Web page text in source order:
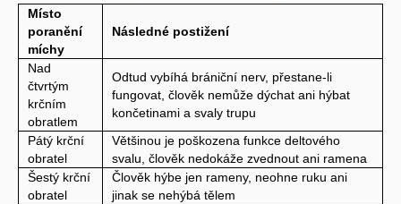
Místo
poranění
míchy
Následné postižení
Nad
čtvrtým
krčním
obratlem
Odtud vybíhá brániční nerv, přestane-li
fungovat, člověk nemůže dýchat ani hýbat
končetinami a svaly trupu
Pátý krční
obratel
Většinou je poškozena funkce deltového
svalu, člověk nedokáže zvednout ani ramena
Šestý krční
obratel
Člověk hýbe jen rameny, neohne ruku ani
jinak se nehýbá tělem